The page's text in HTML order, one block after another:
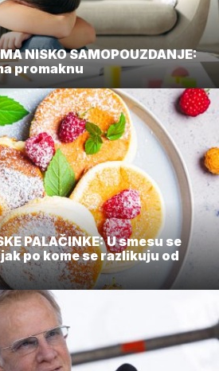
NISKO SAMOPOUZDANJE:
promaknu
PALAČINKE: U smesu se
po kome se razlikuju od